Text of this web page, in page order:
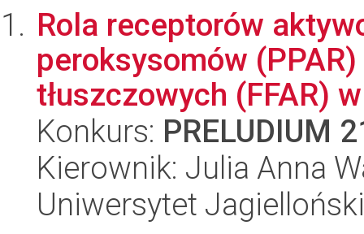
Rola receptorów
peroksysomów
tłuszczowych (FFAR)
Konkurs: PRELUDIUM
Kierownik: Julia Anna
Uniwersytet